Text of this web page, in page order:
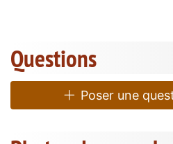
Questions
Poser une